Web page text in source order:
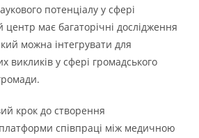
потенціалу у сфері
має багаторічні дослідження
можна інтегрувати для
викликів у сфері громадського
крок до створення
співпраці між медичною